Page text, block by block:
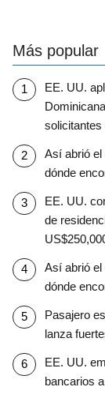
Más popular
EE. UU.
solicitantes
Así abrió el
dónde
EE. UU.
de
Así abrió el
dónde
Pasajero
lanza
EE. UU.
bancarios